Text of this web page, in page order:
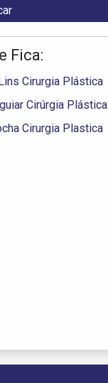
Fica:
Cirurgia Plástica
Cirúrgia Plástica
Cirurgia Plastica